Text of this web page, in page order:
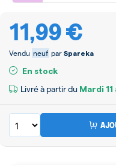
11,99 €
Vendu neuf par Spareka
En stock
Livré à partir du Mardi